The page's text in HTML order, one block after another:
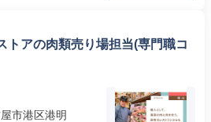
トアの肉類売り場担当(専門職コ
市港区港明